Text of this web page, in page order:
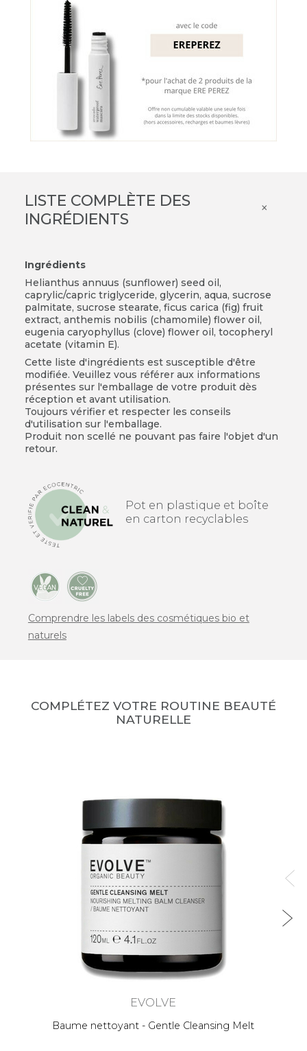
LISTE COMPLÈTE DES
INGRÉDIENTS
×
Ingrédients
Helianthus annuus (sunflower) seed oil,
caprylic/capric triglyceride, glycerin, aqua, sucrose
palmitate, sucrose stearate, ficus carica (fig) fruit
extract, anthemis nobilis (chamomile) flower oil,
eugenia caryophyllus (clove) flower oil, tocopheryl
acetate (vitamin E).
Cette liste d'ingrédients est susceptible d'être
modifiée. Veuillez vous référer aux informations
présentes sur l'emballage de votre produit dès
réception et avant utilisation.
Toujours vérifier et respecter les conseils
d'utilisation sur l'emballage.
Produit non scellé ne pouvant pas faire l'objet d'un
retour.
Pot en plastique et boîte
en carton recyclables
Comprendre les labels des cosmétiques bio et
naturels
COMPLÉTEZ VOTRE ROUTINE BEAUTÉ
NATURELLE
EVOLVE
Baume nettoyant - Gentle Cleansing Melt